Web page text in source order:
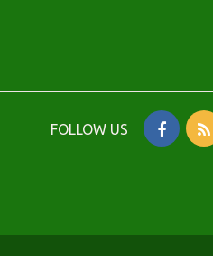
FOLLOW US